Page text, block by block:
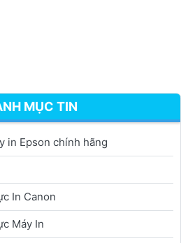
MỤC TIN
in Epson chính hãng
In Canon
Máy In